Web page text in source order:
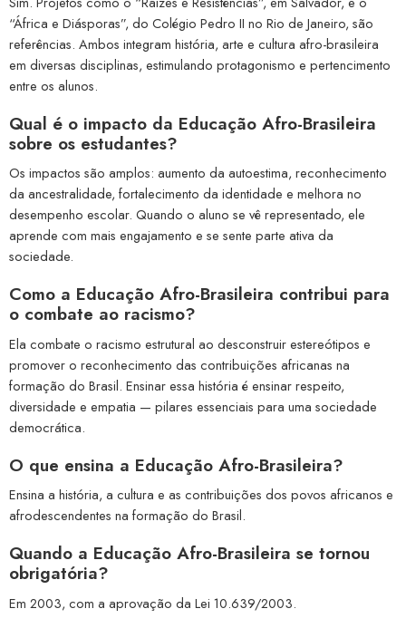
“África e Diásporas”, do Colégio Pedro II no Rio de Janeiro, são
referências. Ambos integram história, arte e cultura afro-brasileira
em diversas disciplinas, estimulando protagonismo e pertencimento
entre os alunos.
Qual é o impacto da Educação Afro-Brasileira
sobre os estudantes?
Os impactos são amplos: aumento da autoestima, reconhecimento
da ancestralidade, fortalecimento da identidade e melhora no
desempenho escolar. Quando o aluno se vê representado, ele
aprende com mais engajamento e se sente parte ativa da
sociedade.
Como a Educação Afro-Brasileira contribui para
o combate ao racismo?
Ela combate o racismo estrutural ao desconstruir estereótipos e
promover o reconhecimento das contribuições africanas na
formação do Brasil. Ensinar essa história é ensinar respeito,
diversidade e empatia — pilares essenciais para uma sociedade
democrática.
O que ensina a Educação Afro-Brasileira?
Ensina a história, a cultura e as contribuições dos povos africanos e
afrodescendentes na formação do Brasil.
Quando a Educação Afro-Brasileira se tornou
obrigatória?
Em 2003, com a aprovação da Lei 10.639/2003.